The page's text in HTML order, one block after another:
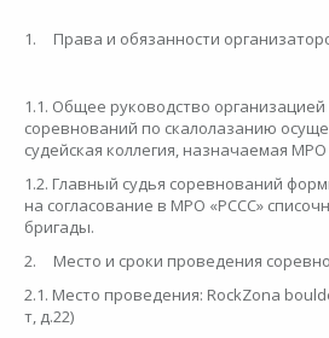
1. Права и обязанности
1.1. Общее руководство
соревнований по скалолазанию
судейская коллегия, назначаемая МРО
1.2. Главный судья соревнований
на согласование в МРО «РССС»
бригады.
2.
Место и сроки проведения
2.1. Место проведения: RockZona
т, д.22)